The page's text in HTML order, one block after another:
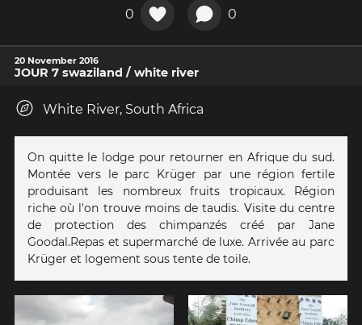
0 0
20 November 2016
JOUR 7 swaziland / white river
White River, South Africa
On quitte le lodge pour retourner en Afrique du sud.
Montée vers le parc Krüger par une région fertile
produisant les nombreux fruits tropicaux. Région
riche où l'on trouve moins de taudis. Visite du centre
de protection des chimpanzés créé par Jane
Goodal.Repas et supermarché de luxe. Arrivée au parc
Krüger et logement sous tente de toile.